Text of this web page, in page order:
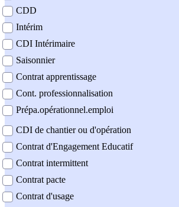
CDD
Intérim
CDI Intérimaire
Saisonnier
Contrat apprentissage
Cont. professionnalisation
Prépa.opérationnel.emploi
CDI de chantier ou d'opération
Contrat d'Engagement Educatif
Contrat intermittent
Contrat pacte
Contrat d'usage